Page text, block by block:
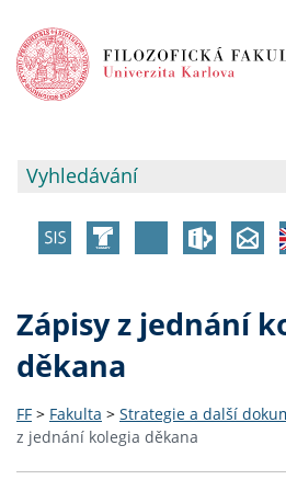
Zápisy z jednání
děkana
FF > Fakulta > Strategie a další
z jednání kolegia děkana